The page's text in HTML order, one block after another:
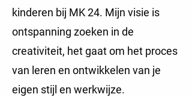
kinderen bij MK 24. Mijn visie is
ontspanning zoeken in de
creativiteit, het gaat om het proces
van leren en ontwikkelen van je
eigen stijl en werkwijze.